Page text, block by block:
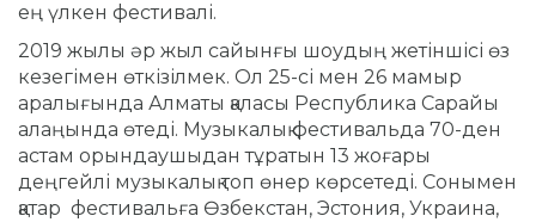
ең үлкен фестивалі.
2019 жылы әр жыл сайынғы шоудың жетіншісі өз
кезегімен өткізілмек. Ол 25-сі мен 26 мамыр
аралығында Алматы қаласы Республика Сарайы
алаңында өтеді. Музыкалық фестивальда 70-ден
астам орындаушыдан тұратын 13 жоғары
деңгейлі музыкалық топ өнер көрсетеді. Сонымен
қатар фестивальға Өзбекстан, Эстония, Украина,